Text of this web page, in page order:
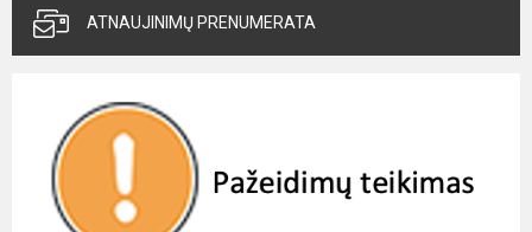
ATNAUJINIMŲ PRENUMERATA